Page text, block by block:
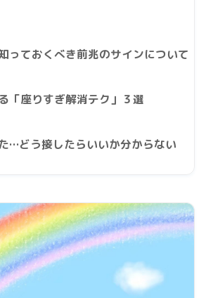
っておくべき前兆のサインについて
「座りすぎ解消テク」３選
…どう接したらいいか分からない